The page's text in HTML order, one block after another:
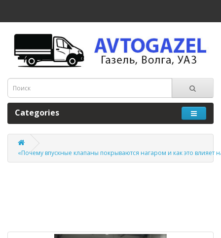
Categories
«Почему впускные клапаны покрываются нагаром и как это влияет